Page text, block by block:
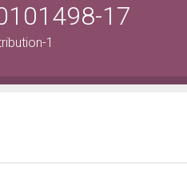
17
1